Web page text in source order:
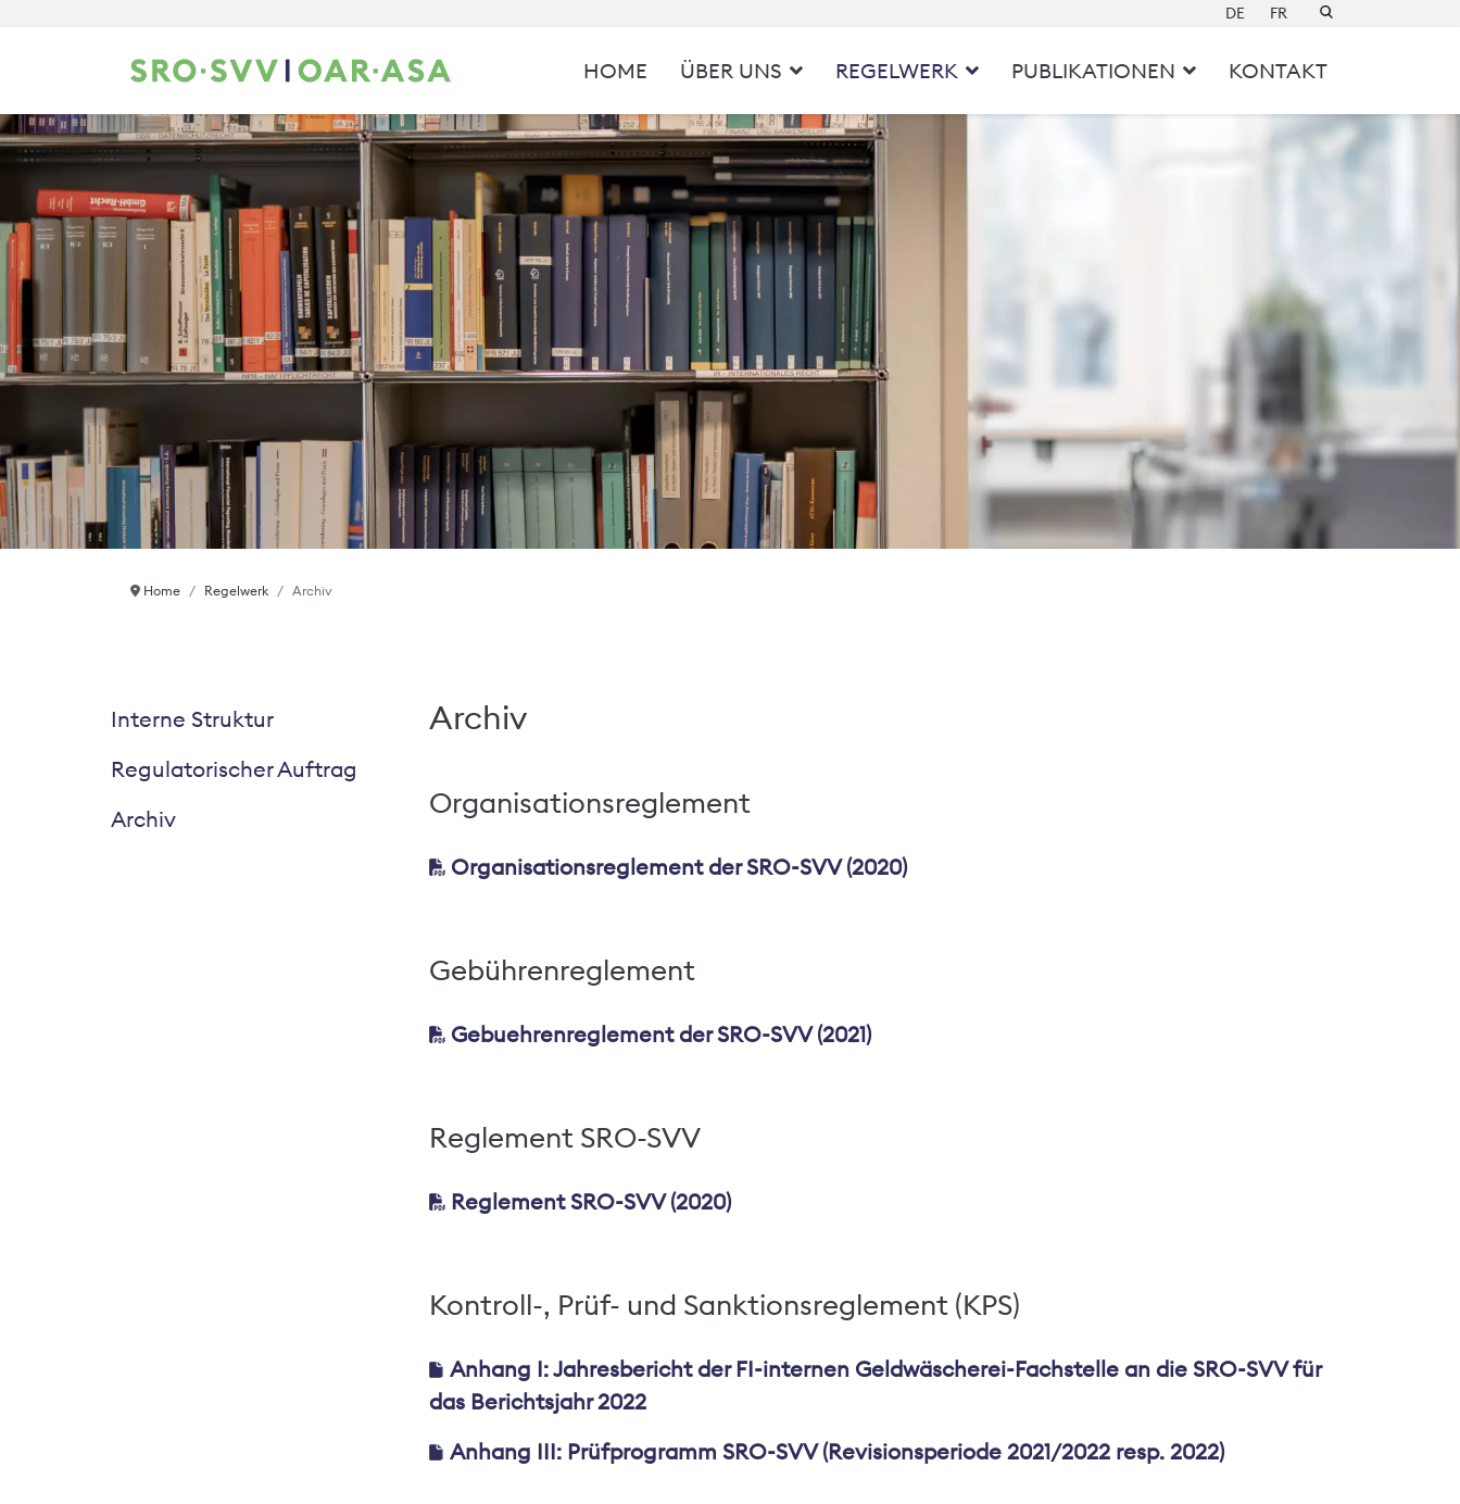
Sprache auswählen
DE FR
HOME ÜBER UNS REGELWERK PUBLIKATIONEN KONTAKT
Home Regelwerk Archiv
Interne Struktur
Regulatorischer Auftrag
Archiv
Archiv
Organisationsreglement
Organisationsreglement der SRO-SVV (2020)
Gebührenreglement
Gebuehrenreglement der SRO-SVV (2021)
Reglement SRO-SVV
Reglement SRO-SVV (2020)
Kontroll-, Prüf- und Sanktionsreglement (KPS)
Anhang I: Jahresbericht der FI-internen Geldwäscherei-Fachstelle an die SRO-SVV für
das Berichtsjahr 2022
Anhang III: Prüfprogramm SRO-SVV (Revisionsperiode 2021/2022 resp. 2022)